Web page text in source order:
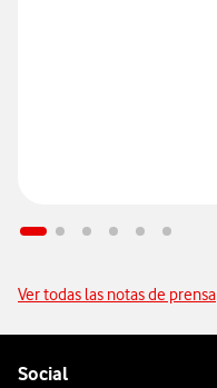
Ver todas las notas de prensa
Social